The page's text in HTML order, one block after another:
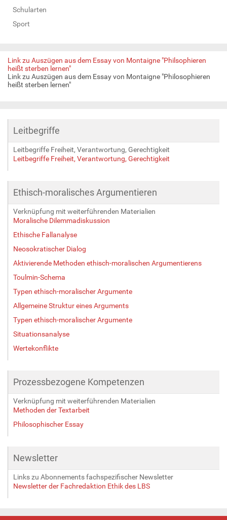
Schularten
Sport
Link zu Auszügen aus dem Essay von Montaigne "Philsophieren
heißt sterben lernen"
Link zu Auszügen aus dem Essay von Montaigne "Philosophieren
heißt sterben lernen"
Leitbegriffe
Leitbegriffe Freiheit, Verantwortung, Gerechtigkeit
Leitbegriffe Freiheit, Verantwortung, Gerechtigkeit
Ethisch-moralisches Argumentieren
Verknüpfung mit weiterführenden Materialien
Moralische Dilemmadiskussion
Ethische Fallanalyse
Neosokratischer Dialog
Aktivierende Methoden ethisch-moralischen Argumentierens
Toulmin-Schema
Typen ethisch-moralischer Argumente
Allgemeine Struktur eines Arguments
Typen ethisch-moralischer Argumente
Situationsanalyse
Wertekonflikte
Prozessbezogene Kompetenzen
Verknüpfung mit weiterführenden Materialien
Methoden der Textarbeit
Philosophischer Essay
Newsletter
Links zu Abonnements fachspezifischer Newsletter
Newsletter der Fachredaktion Ethik des LBS